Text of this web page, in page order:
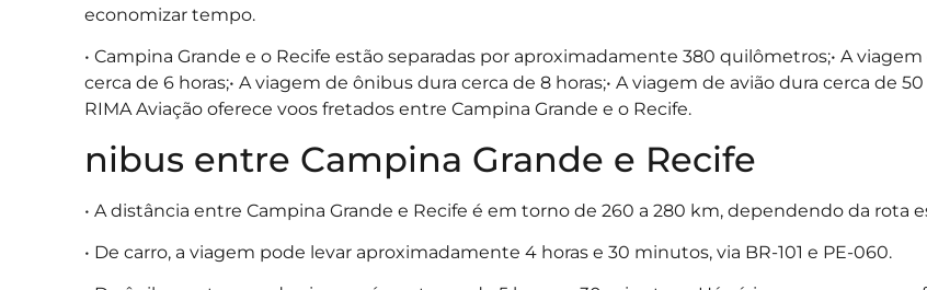
economizar tempo.
• Campina Grande e o Recife estão separadas por aproximadamente 380 quilômetros;• A
cerca de 6 horas;• A viagem de ônibus dura cerca de 8 horas;• A viagem de avião dura cerca de
RIMA Aviação oferece voos fretados entre Campina Grande e o Recife.
nibus entre Campina Grande e Recife
• A distância entre Campina Grande e Recife é em torno de 260 a 280 km, dependendo da rota
• De carro, a viagem pode levar aproximadamente 4 horas e 30 minutos, via BR-101 e PE-060.